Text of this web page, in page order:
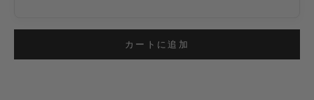
カートに追加